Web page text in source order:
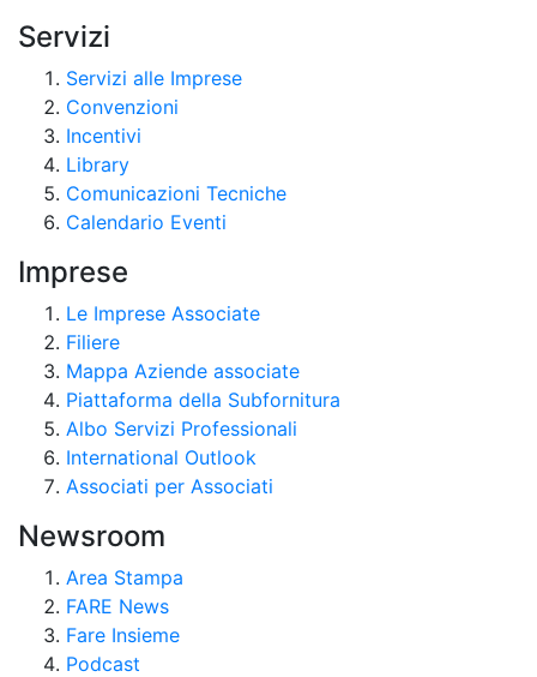
Servizi
Servizi alle Imprese
Convenzioni
Incentivi
Library
Comunicazioni Tecniche
Calendario Eventi
Imprese
Le Imprese Associate
Filiere
Mappa Aziende associate
Piattaforma della Subfornitura
Albo Servizi Professionali
International Outlook
Associati per Associati
Newsroom
Area Stampa
FARE News
Fare Insieme
Podcast